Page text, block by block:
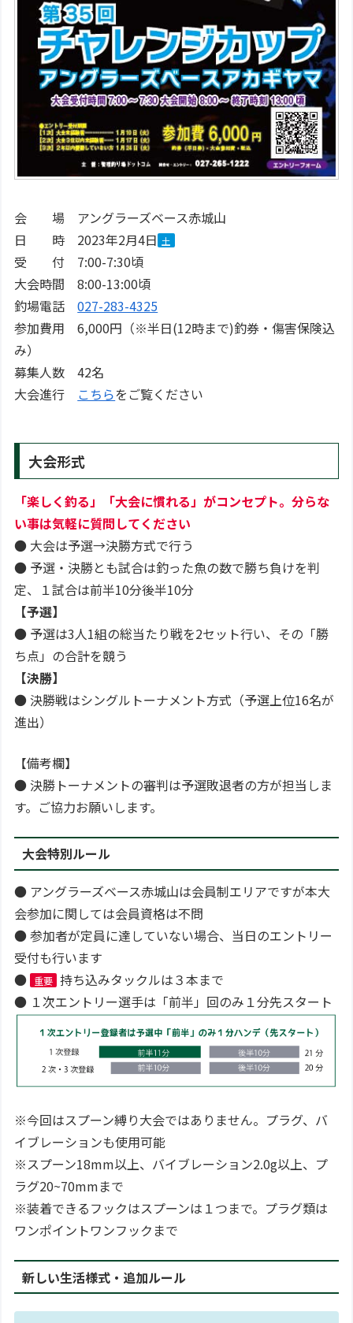
会 場 アングラーズベース赤城山
日 時 2023年2月4日 土
受 付 7:00-7:30頃
大会時間 8:00-13:00頃
釣場電話027-283-4325
参加費用 6,000円（※半日(12時まで)釣券・傷害保険込
み）
募集人数 42名
大会進行 こちらをご覧ください
大会形式
「楽しく釣る」「大会に慣れる」がコンセプト。分らな
い事は気軽に質問してください
● 大会は予選→決勝方式で行う
● 予選・決勝とも試合は釣った魚の数で勝ち負けを判
定、１試合は前半10分後半10分
【予選】
● 予選は3人1組の総当たり戦を2セット行い、その「勝
ち点」の合計を競う
【決勝】
● 決勝戦はシングルトーナメント方式（予選上位16名が
進出）
【備考欄】
● 決勝トーナメントの審判は予選敗退者の方が担当しま
す。ご協力お願いします。
大会特別ルール
● アングラーズベース赤城山は会員制エリアですが本大
会参加に関しては会員資格は不問
● 参加者が定員に達していない場合、当日のエントリー
受付も行います
● 重要 持ち込みタックルは３本まで
● １次エントリー選手は「前半」回のみ１分先スタート
※今回はスプーン縛り大会ではありません。プラグ、バ
イブレーションも使用可能
※スプーン18mm以上、バイブレーション2.0g以上、プ
ラグ20~70mmまで
※装着できるフックはスプーンは１つまで。プラグ類は
ワンポイントワンフックまで
新しい生活様式・追加ルール